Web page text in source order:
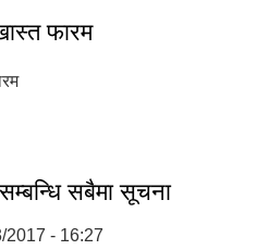
फारम
सबैमा सूचना
2017 - 16:27